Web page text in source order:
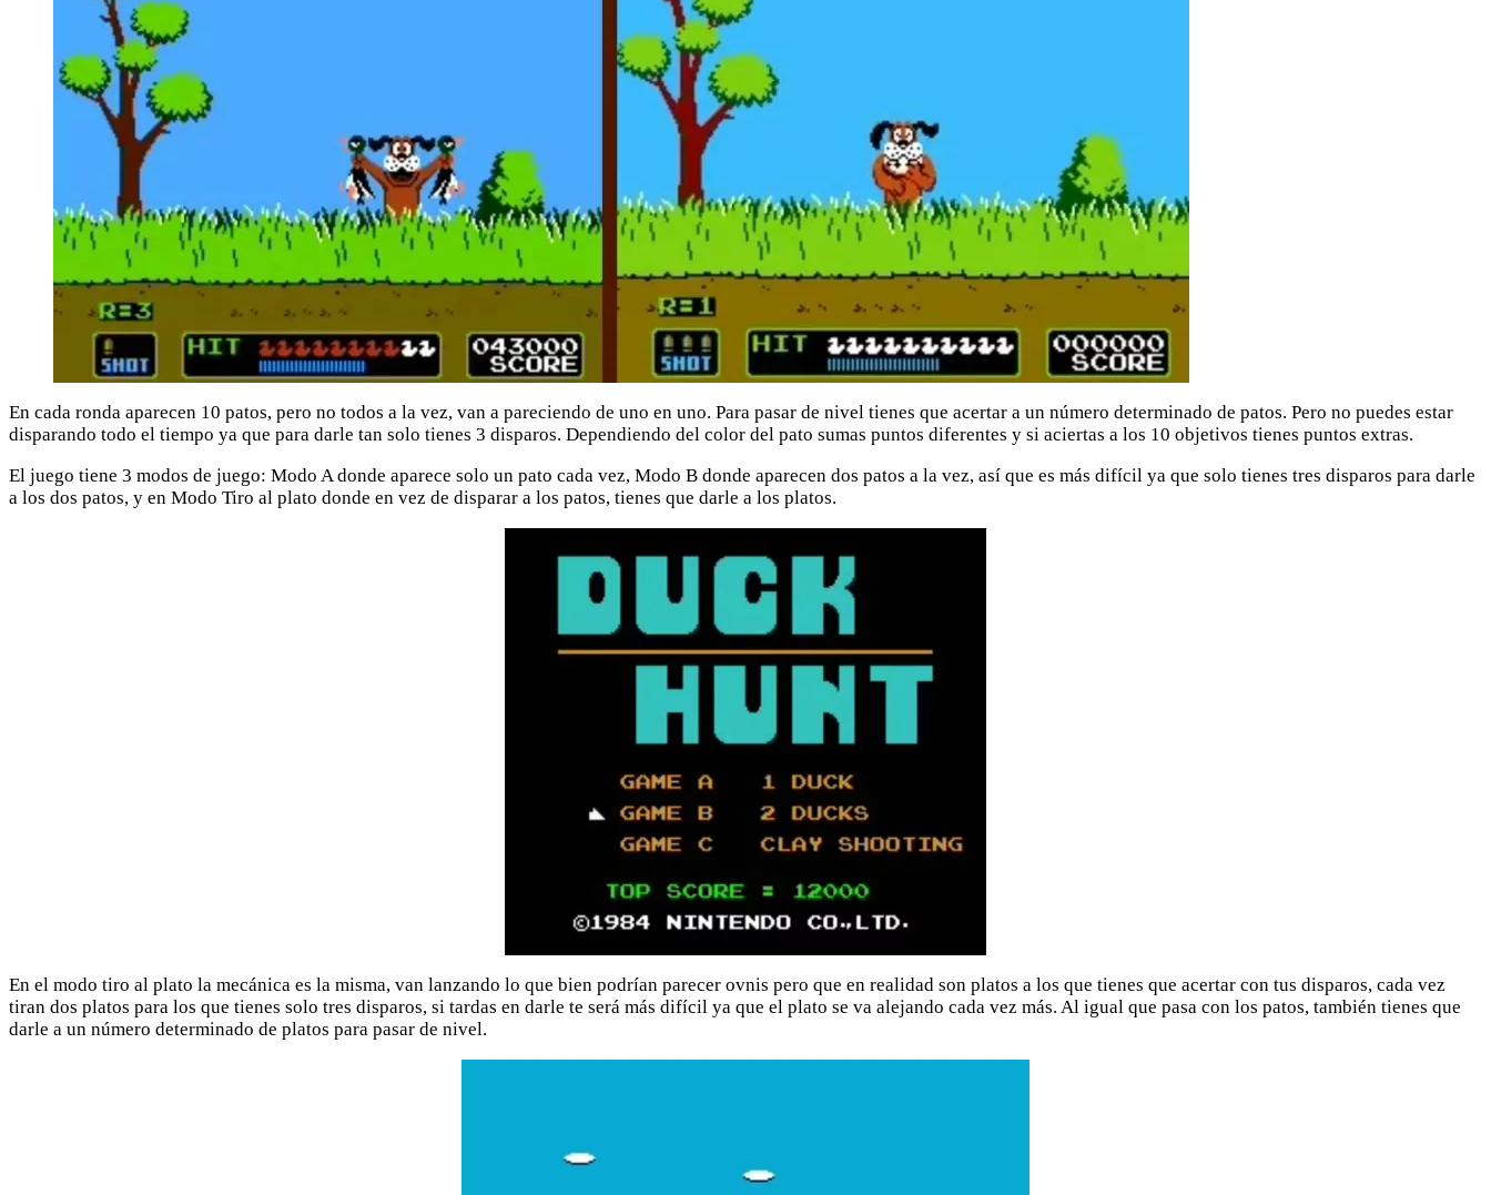
En cada ronda aparecen 10 patos, pero no todos a la vez, van a pareciendo de uno en uno. Para pasar de nivel tienes que acertar a un número determinado de patos. Pero no puedes estar
disparando todo el tiempo ya que para darle tan solo tienes 3 disparos. Dependiendo del color del pato sumas puntos diferentes y si aciertas a los 10 objetivos tienes puntos extras.
El juego tiene 3 modos de juego: Modo A donde aparece solo un pato cada vez, Modo B donde aparecen dos patos a la vez, así que es más difícil ya que solo tienes tres disparos para darle
a los dos patos, y en Modo Tiro al plato donde en vez de disparar a los patos, tienes que darle a los platos.
En el modo tiro al plato la mecánica es la misma, van lanzando lo que bien podrían parecer ovnis pero que en realidad son platos a los que tienes que acertar con tus disparos, cada vez
tiran dos platos para los que tienes solo tres disparos, si tardas en darle te será más difícil ya que el plato se va alejando cada vez más. Al igual que pasa con los patos, también tienes que
darle a un número determinado de platos para pasar de nivel.